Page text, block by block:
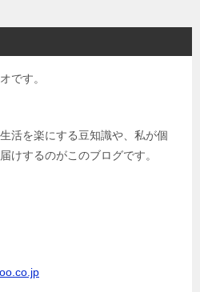
です。
活を楽にする豆知識や、私が個
けするのがこのブログです。